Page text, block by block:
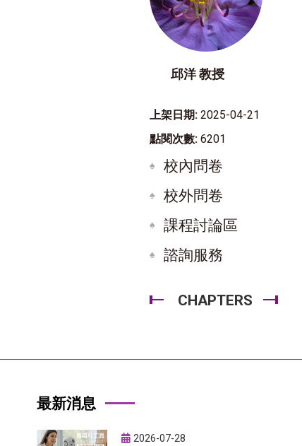
邱洋 教授
上架日期: 2025-04-21
點閱次數: 6201
校內問卷
校外問卷
課程討論區
諮詢服務
CHAPTERS
最新消息
2026-07-28